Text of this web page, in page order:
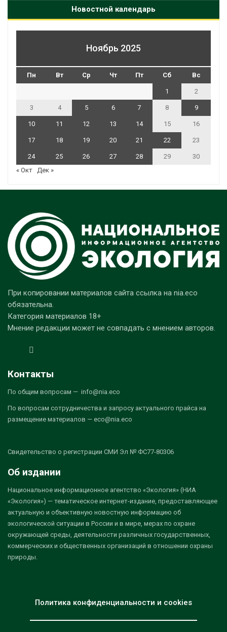
Новостной календарь
Ноябрь 2025
Пн Вт Ср Чт Пт Сб Вс
1 2
3 4 5 6 7 8 9
10 11 12 13 14 15 16
17 18 19 20 21 22 23
24 25 26 27 28 29
30
« Окт
Дек »
При копировании материалов сайта ссылка на nia.eco
обязательна.
Категория материалов 18+
Мнение редакции может не совпадать с мнением авторов.
Контакты
По общим вопросам — info@nia.eco
По вопросам сотрудничества и запросу актуального прайса на
размещение материалов — eco@nia.eco
Свидетельство о регистрации СМИ Эл № ФС77-80306
Об издании
Национальное информационное агентство «Экология» (НИА
«Экология») — тематическое интернет-издание, предоставляющее
актуальную и объективную новостную информацию об
экологической ситуации в России и в мире, мерах по охране
окружающей среды, деятельности различных государственных,
коммерческих и общественных организаций в отношении охраны
природы.
Политика конфиденциальности и cookies